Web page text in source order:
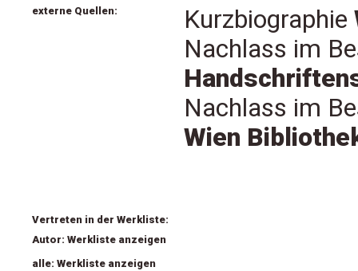
externe Quellen: Kurzbiographie
Nachlass im
Nachlass im
Wien
Vertreten in der Werkliste:
Autor: Werkliste anzeigen
alle: Werkliste anzeigen